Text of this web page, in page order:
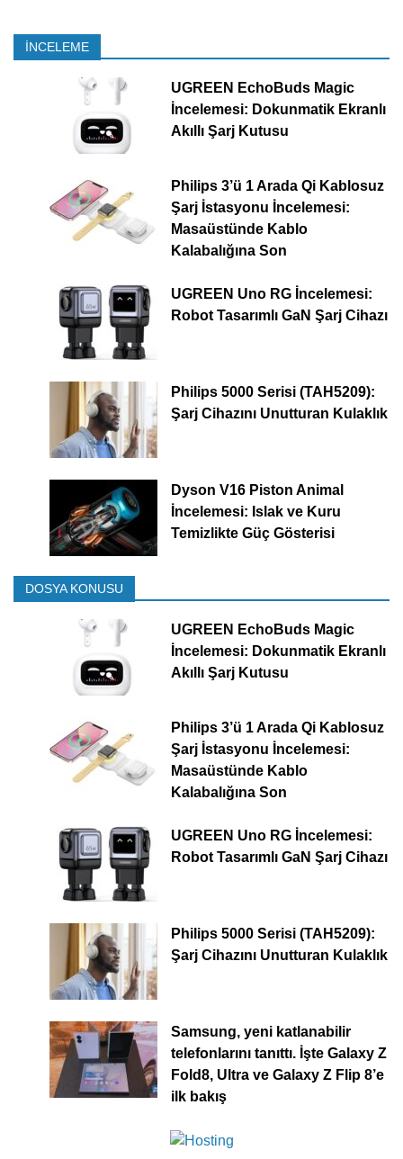
İNCELEME
UGREEN EchoBuds Magic
İncelemesi: Dokunmatik Ekranlı
Akıllı Şarj Kutusu
Philips 3’ü 1 Arada Qi Kablosuz
Şarj İstasyonu İncelemesi:
Masaüstünde Kablo
Kalabalığına Son
UGREEN Uno RG İncelemesi:
Robot Tasarımlı GaN Şarj Cihazı
Philips 5000 Serisi (TAH5209):
Şarj Cihazını Unutturan Kulaklık
Dyson V16 Piston Animal
İncelemesi: Islak ve Kuru
Temizlikte Güç Gösterisi
DOSYA KONUSU
UGREEN EchoBuds Magic
İncelemesi: Dokunmatik Ekranlı
Akıllı Şarj Kutusu
Philips 3’ü 1 Arada Qi Kablosuz
Şarj İstasyonu İncelemesi:
Masaüstünde Kablo
Kalabalığına Son
UGREEN Uno RG İncelemesi:
Robot Tasarımlı GaN Şarj Cihazı
Philips 5000 Serisi (TAH5209):
Şarj Cihazını Unutturan Kulaklık
Samsung, yeni katlanabilir
telefonlarını tanıttı. İşte Galaxy Z
Fold8, Ultra ve Galaxy Z Flip 8’e
ilk bakış